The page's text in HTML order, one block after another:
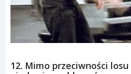
11. Pamiętaj, że bardzo